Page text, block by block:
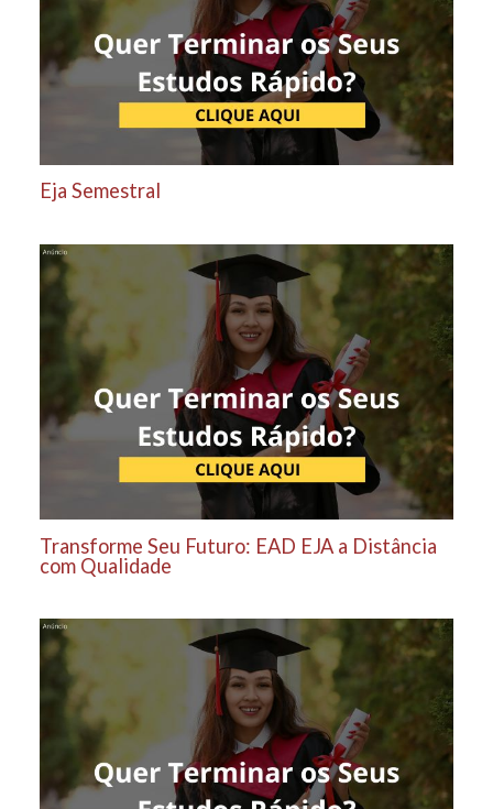
Eja Semestral
Transforme Seu Futuro: EAD EJA a Distância
com Qualidade